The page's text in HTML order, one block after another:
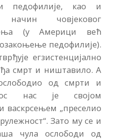
педофилије, као и
човјековог
(у Америци већ
озакоњење педофилије).
егзистенцијално
смрт и ништавило. А
од смрти и
нас је својом
„преселио
Зато му се и
чула ослободи од